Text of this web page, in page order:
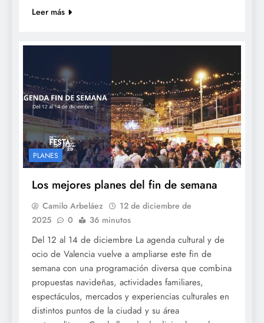
Leer más
PLANES
Los mejores planes del fin de semana
Camilo Arbeláez
12 de diciembre de
2025
0 36 minutos
Del 12 al 14 de diciembre La agenda cultural y de
ocio de Valencia vuelve a ampliarse este fin de
semana con una programación diversa que combina
propuestas navideñas, actividades familiares,
espectáculos, mercados y experiencias culturales en
distintos puntos de la ciudad y su área